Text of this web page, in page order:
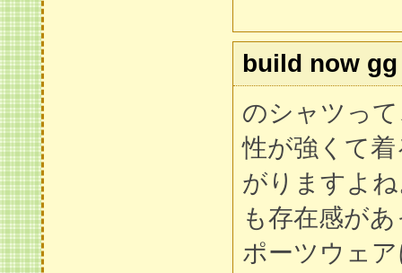
build now gg
のシャツっ
性が強くて
がりますよ
も存在感が
ポーツウェ